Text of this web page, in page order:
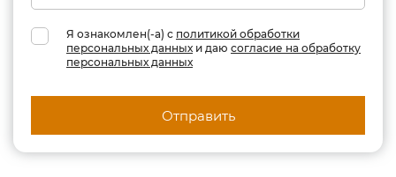
Я ознакомлен(-а) с политикой обработки
персональных данных и даю согласие на обработку
персональных данных
Отправить